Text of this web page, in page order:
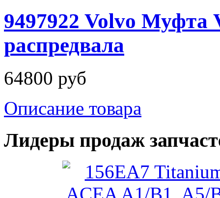
9497922 Volvo Муфта
распредвала
64800 руб
Описание товара
Лидеры продаж